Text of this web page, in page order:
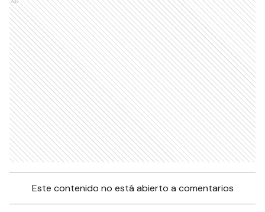
Este contenido no está abierto a comentarios